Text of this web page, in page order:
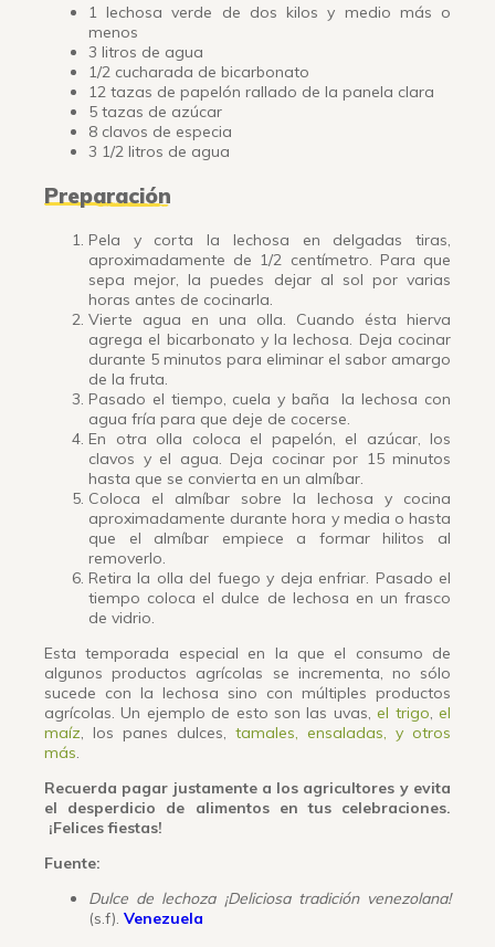
1 lechosa verde de dos kilos y medio más o
menos
3 litros de agua
1/2 cucharada de bicarbonato
12 tazas de papelón rallado de la panela clara
5 tazas de azúcar
8 clavos de especia
3 1/2 litros de agua
Preparación
Pela y corta la lechosa en delgadas tiras,
aproximadamente de 1/2 centímetro. Para que
sepa mejor, la puedes dejar al sol por varias
horas antes de cocinarla.
Vierte agua en una olla. Cuando ésta hierva
agrega el bicarbonato y la lechosa. Deja cocinar
durante 5 minutos para eliminar el sabor amargo
de la fruta.
Pasado el tiempo, cuela y baña la lechosa con
agua fría para que deje de cocerse.
En otra olla coloca el papelón, el azúcar, los
clavos y el agua. Deja cocinar por 15 minutos
hasta que se convierta en un almíbar.
Coloca el almíbar sobre la lechosa y cocina
aproximadamente durante hora y media o hasta
que el almíbar empiece a formar hilitos al
removerlo.
Retira la olla del fuego y deja enfriar. Pasado el
tiempo coloca el dulce de lechosa en un frasco
de vidrio.
Esta temporada especial en la que el consumo de
algunos productos agrícolas se incrementa, no sólo
sucede con la lechosa sino con múltiples productos
agrícolas. Un ejemplo de esto son las uvas,el trigo,el
maíz, los panes dulces, tamales, ensaladas, y otros
más.
Recuerda pagar justamente a los agricultores y evita
el desperdicio de alimentos en tus celebraciones.
¡Felices fiestas!
Fuente:
Dulce de lechoza ¡Deliciosa tradición venezolana!
(s.f). Venezuela